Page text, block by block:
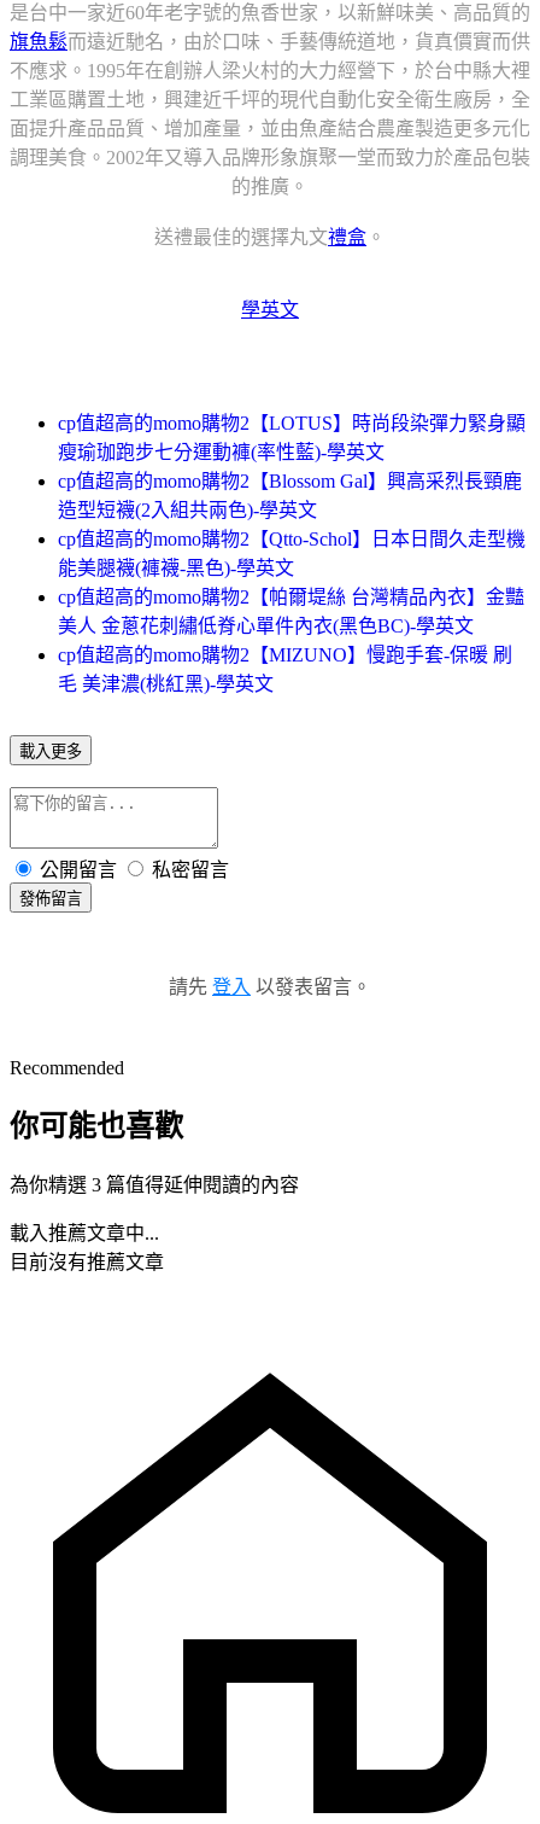
是台中一家近60年老字號的魚香世家，以新鮮味美、高品質的
旗魚鬆而遠近馳名，由於口味、手藝傳統道地，貨真價實而供
不應求。1995年在創辦人梁火村的大力經營下，於台中縣大裡
工業區購置土地，興建近千坪的現代自動化安全衛生廠房，全
面提升產品品質、增加產量，並由魚產結合農產製造更多元化
調理美食。2002年又導入品牌形象旗聚一堂而致力於產品包裝
的推廣。
送禮最佳的選擇丸文禮盒 。
學英文
cp值超高的momo購物2【LOTUS】時尚段染彈力緊身顯
瘦瑜珈跑步七分運動褲(率性藍)-學英文
cp值超高的momo購物2【Blossom Gal】興高采烈長頸鹿
造型短襪(2入組共兩色)-學英文
cp值超高的momo購物2【Qtto-Schol】日本日間久走型機
能美腿襪(褲襪-黑色)-學英文
cp值超高的momo購物2【帕爾堤絲 台灣精品內衣】金豔
美人 金蔥花刺繡低脊心單件內衣(黑色BC)-學英文
cp值超高的momo購物2【MIZUNO】慢跑手套-保暖 刷
毛 美津濃(桃紅黑)-學英文
載入更多
公開留言 私密留言
發佈留言
請先 登入 以發表留言。
Recommended
你可能也喜歡
為你精選 3 篇值得延伸閱讀的內容
載入推薦文章中...
目前沒有推薦文章